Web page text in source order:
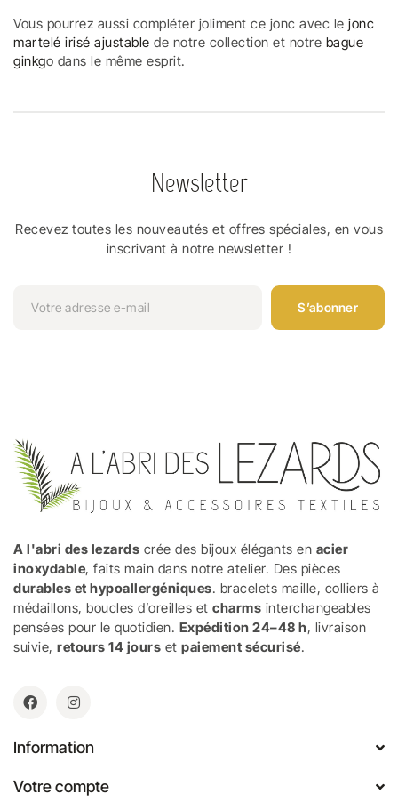
Vous pourrez aussi compléter joliment ce jonc avec le jonc
martelé irisé ajustable de notre collection et notre bague
ginkgo dans le même esprit.
Newsletter
Recevez toutes les nouveautés et offres spéciales, en vous
inscrivant à notre newsletter !
S’abonner
A l'abri des lezards crée des bijoux élégants en acier
inoxydable, faits main dans notre atelier. Des pièces
durables et hypoallergéniques. bracelets maille, colliers à
médaillons, boucles d’oreilles et charms interchangeables
pensées pour le quotidien. Expédition 24–48 h, livraison
suivie, retours 14 jours et paiement sécurisé.
Information
Votre compte